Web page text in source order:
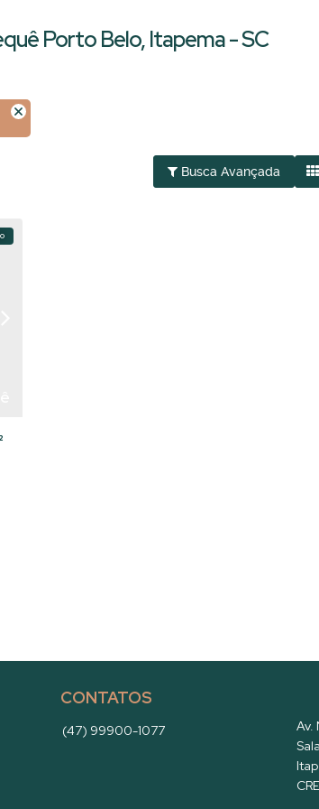
Porto Belo, Itapema - SC
Busca Avançada
CONTATOS
(47) 99900-1077 Av.